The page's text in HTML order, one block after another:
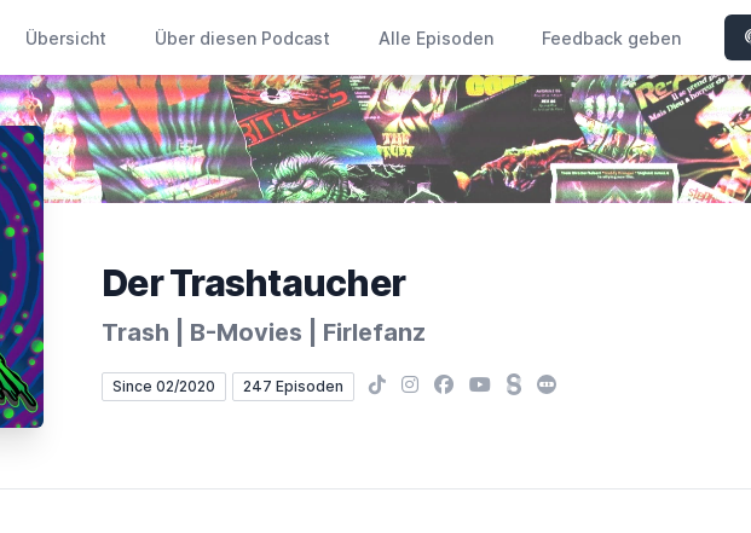
Übersicht Über diesen Podcast Alle Episoden Feedback geben
Der Trashtaucher
Trash | B-Movies | Firlefanz
Since 02/2020 247 Episoden TikTokInstagram
Facebook
YouTube
SteadyLetterboxd